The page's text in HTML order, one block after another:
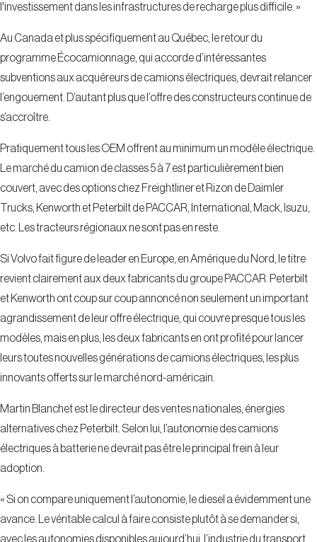
l'investissement dans les infrastructures de recharge plus difficile. »
Au Canada et plus spécifiquement au Québec, le retour du
programme Écocamionnage, qui accorde d’intéressantes
subventions aux acquéreurs de camions électriques, devrait relancer
l’engouement. D’autant plus que l’offre des constructeurs continue de
s’accroître.
Pratiquement tous les OEM offrent au minimum un modèle électrique.
Le marché du camion de classes 5 à 7 est particulièrement bien
couvert, avec des options chez Freightliner et Rizon de Daimler
Trucks, Kenworth et Peterbilt de PACCAR, International, Mack, Isuzu,
etc. Les tracteurs régionaux ne sont pas en reste.
Si Volvo fait figure de leader en Europe, en Amérique du Nord, le titre
revient clairement aux deux fabricants du groupe PACCAR. Peterbilt
et Kenworth ont coup sur coup annoncé non seulement un important
agrandissement de leur offre électrique, qui couvre presque tous les
modèles, mais en plus, les deux fabricants en ont profité pour lancer
leurs toutes nouvelles générations de camions électriques, les plus
innovants offerts sur le marché nord-américain.
Martin Blanchet est le directeur des ventes nationales, énergies
alternatives chez Peterbilt. Selon lui, l’autonomie des camions
électriques à batterie ne devrait pas être le principal frein à leur
adoption.
« Si on compare uniquement l’autonomie, le diesel a évidemment une
avance. Le véritable calcul à faire consiste plutôt à se demander si,
avec les autonomies disponibles aujourd’hui, l’industrie du transport